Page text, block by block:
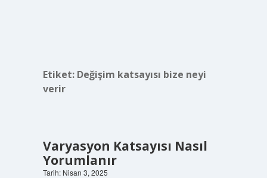
Etiket: Değişim katsayısı bize neyi
verir
Varyasyon Katsayısı Nasıl
Yorumlanır
Tarih: Nisan 3, 2025